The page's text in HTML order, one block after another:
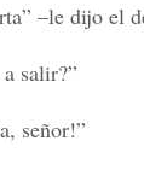
–le dijo el
salir?”
señor!”